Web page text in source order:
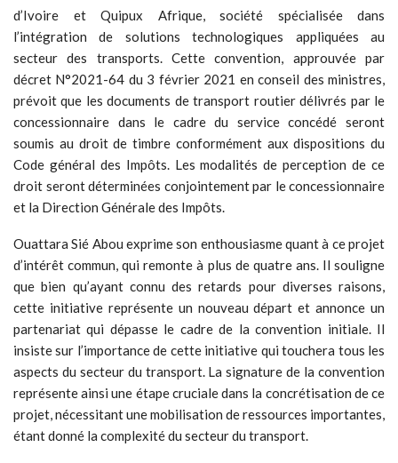
d’Ivoire et Quipux Afrique, société spécialisée dans
l’intégration de solutions technologiques appliquées au
secteur des transports. Cette convention, approuvée par
décret N°2021-64 du 3 février 2021 en conseil des ministres,
prévoit que les documents de transport routier délivrés par le
concessionnaire dans le cadre du service concédé seront
soumis au droit de timbre conformément aux dispositions du
Code général des Impôts. Les modalités de perception de ce
droit seront déterminées conjointement par le concessionnaire
et la Direction Générale des Impôts.
Ouattara Sié Abou exprime son enthousiasme quant à ce projet
d’intérêt commun, qui remonte à plus de quatre ans. Il souligne
que bien qu’ayant connu des retards pour diverses raisons,
cette initiative représente un nouveau départ et annonce un
partenariat qui dépasse le cadre de la convention initiale. Il
insiste sur l’importance de cette initiative qui touchera tous les
aspects du secteur du transport. La signature de la convention
représente ainsi une étape cruciale dans la concrétisation de ce
projet, nécessitant une mobilisation de ressources importantes,
étant donné la complexité du secteur du transport.